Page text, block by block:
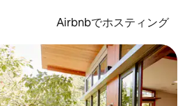
Airbnbでホスティング